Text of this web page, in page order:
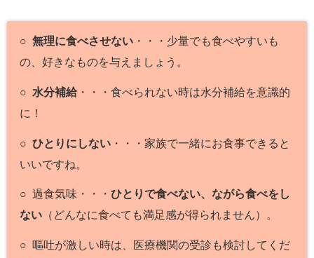
○無理に食べさせない ・・・少量でも食べやすいも
の、好きなものを与えましょう。
○ 水分補給・・・食べられない時は水分補給を意識的
に！
○ひとりにしない ・・・家族で一緒にお食事できると
いいですね。
○ 過食気味・・・ひとりで食べない、ながら食べをし
ない （どんなに食べても満足感が得られません）。
○ 嘔吐が激しい時は、医療機関の受診も検討してくだ